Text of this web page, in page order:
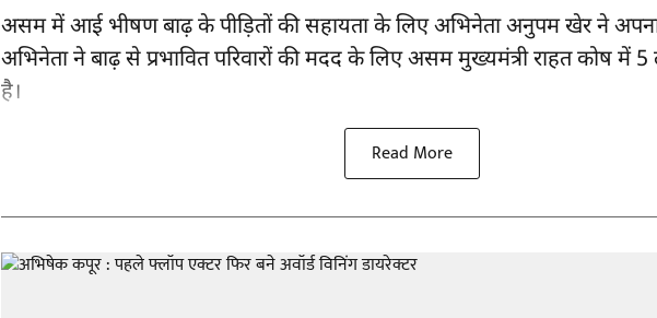
असम में आई भीषण बाढ़ केपीड़ितों की सहायताके लिए अभिनेता अनुपम खेर ने
अभिनेता ने बाढ़ से प्रभावित परिवारों की मदद के लिए असम मुख्यमंत्री राहत कोष में
है।
Read More